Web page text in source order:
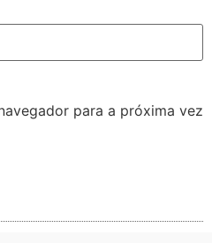
para a próxima vez